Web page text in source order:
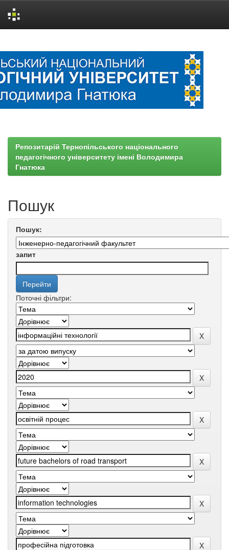
Репозитарій Тернопільського національного
педагогічного університету імені Володимира
Гнатюка
Пошук
Пошук:
запит
Поточні фільтри: